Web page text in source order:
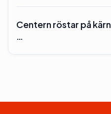
Centern röstar på
…